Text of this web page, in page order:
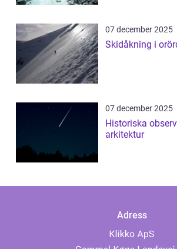
07 december 2025
Skidåkning i
07 december 2025
Historiska
arkitektur
Adress